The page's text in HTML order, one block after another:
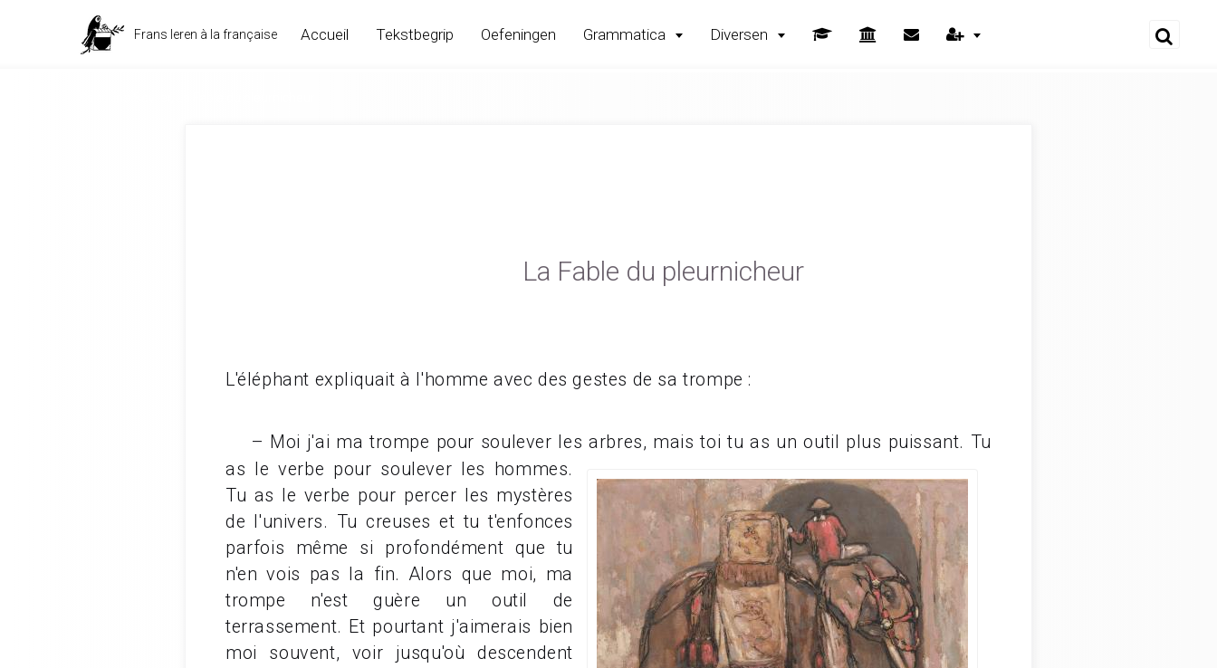
Frans leren à la française Accueil Tekstbegrip Oefeningen Grammatica Diversen
La Fable du pleurnicheur
L'éléphant expliquait à l'homme avec des gestes de sa trompe :
– Moi j'ai ma trompe pour soulever les arbres, mais toi tu as un outil plus puissant. Tu
as le verbe pour soulever les hommes.
Tu as le verbe pour percer les mystères
de l'univers. Tu creuses et tu t'enfonces
parfois même si profondément que tu
n'en vois pas la fin. Alors que moi, ma
trompe n'est guère un outil de
terrassement. Et pourtant j'aimerais bien
moi souvent, voir jusqu'où descendent